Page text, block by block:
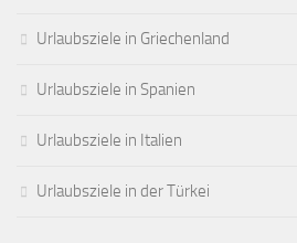
Urlaubsziele in Griechenland
Urlaubsziele in Spanien
Urlaubsziele in Italien
Urlaubsziele in der Türkei